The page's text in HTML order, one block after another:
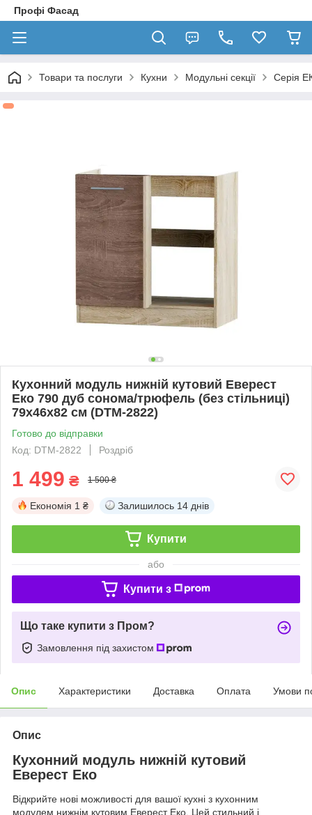
Профі Фасад
Товари та послуги Кухни Модульні секції Серія
Кухонний модуль нижній кутовий Еверест
Еко 790 дуб сонома/трюфель (без стільниці)
79х46х82 см (DTM-2822)
Готово до відправки
Код: DTM-2822
Роздріб
1 499 ₴ 1 500 ₴
Економія 1 ₴ Залишилось 14 днів
Купити
або
Купити з
Що таке купити з Пром?
Замовлення під захистом
Опис Характеристики Доставка Оплата Умови
Опис
Кухонний модуль нижній кутовий
Еверест Еко
Відкрийте нові можливості для вашої кухні з кухонним
модулем нижнім кутовим Еверест Еко. Цей стильний і